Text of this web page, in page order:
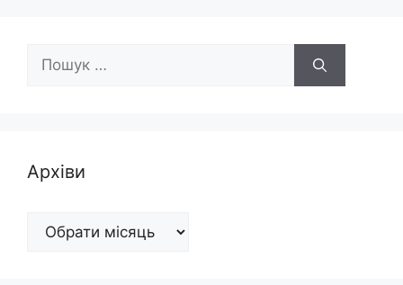
Пошук:
Архіви
Архіви